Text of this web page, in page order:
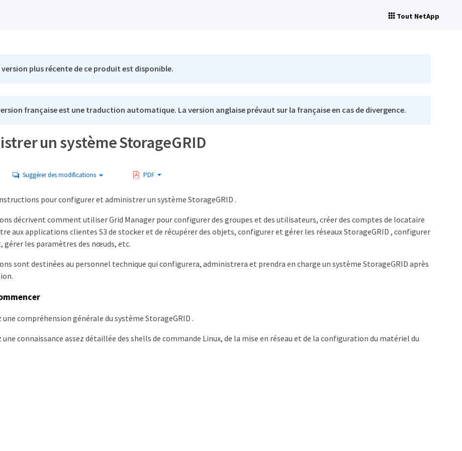
Tout NetApp
version plus récente de ce produit est disponible.
française est une traduction automatique. La version anglaise prévaut sur la française en cas de divergence.
un système StorageGRID
Suggérer des modifications PDF
pour configurer et administrer un système StorageGRID .
décrivent comment utiliser Grid Manager pour configurer des groupes et des utilisateurs, créer des comptes de locataire
aux applications clientes S3 de stocker et de récupérer des objets, configurer et gérer les réseaux StorageGRID , configurer
gérer les paramètres des nœuds, etc.
sont destinées au personnel technique qui configurera, administrera et prendra en charge un système StorageGRID après
une compréhension générale du système StorageGRID .
une connaissance assez détaillée des shells de commande Linux, de la mise en réseau et de la configuration du matériel du